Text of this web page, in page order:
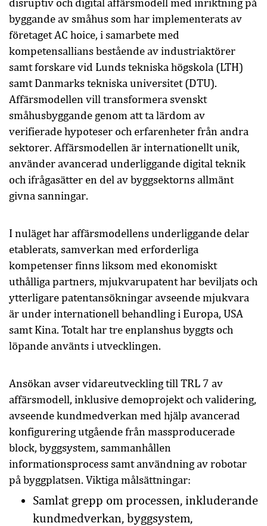
disruptiv och digital affärsmodell med inriktning på
byggande av småhus som har implementerats av
företaget AC hoice, i samarbete med
kompetensallians bestående av industriaktörer
samt forskare vid Lunds tekniska högskola (LTH)
samt Danmarks tekniska universitet (DTU).
Affärsmodellen vill transformera svenskt
småhusbyggande genom att ta lärdom av
verifierade hypoteser och erfarenheter från andra
sektorer. Affärsmodellen är internationellt unik,
använder avancerad underliggande digital teknik
och ifrågasätter en del av byggsektorns allmänt
givna sanningar.
I nuläget har affärsmodellens underliggande delar
etablerats, samverkan med erforderliga
kompetenser finns liksom med ekonomiskt
uthålliga partners, mjukvarupatent har beviljats och
ytterligare patentansökningar avseende mjukvara
är under internationell behandling i Europa, USA
samt Kina. Totalt har tre enplanshus byggts och
löpande använts i utvecklingen.
Ansökan avser vidareutveckling till TRL 7 av
affärsmodell, inklusive demoprojekt och validering,
avseende kundmedverkan med hjälp avancerad
konfigurering utgående från massproducerade
block, byggsystem, sammanhållen
informationsprocess samt användning av robotar
på byggplatsen. Viktiga målsättningar:
Samlat grepp om processen, inkluderande
kundmedverkan, byggsystem,